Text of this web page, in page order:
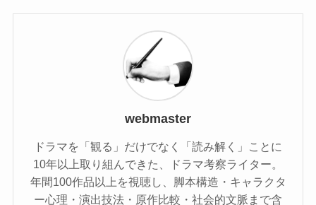
webmaster
ドラマを「観る」だけでなく「読み解く」ことに
10年以上取り組んできた、ドラマ考察ライター。
年間100作品以上を視聴し、脚本構造・キャラクタ
ー心理・演出技法・原作比較・社会的文脈まで含